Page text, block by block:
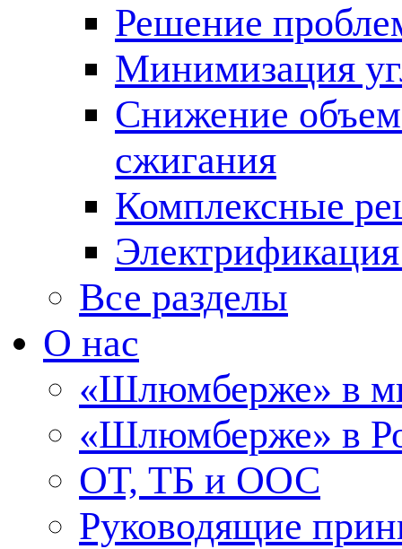
Решение
Минимизация
Снижение
сжигания
Комплексные
Все разделы
О нас
«Шлюмберже» в
«Шлюмберже» в
ОТ, ТБ и ООС
Руководящие